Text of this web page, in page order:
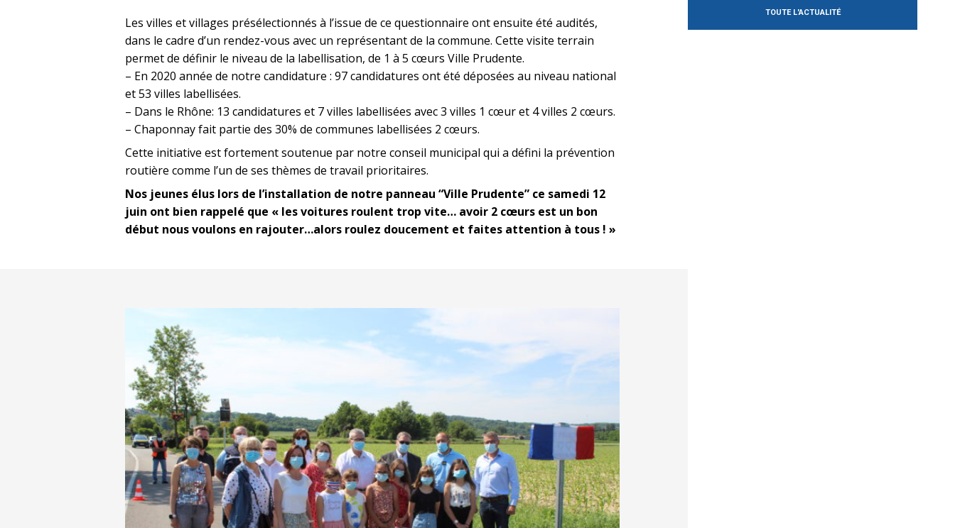
Les villes et villages présélectionnés à l’issue de ce questionnaire ont ensuite été audités,
dans le cadre d’un rendez-vous avec un représentant de la commune. Cette visite terrain
permet de définir le niveau de la labellisation, de 1 à 5 cœurs Ville Prudente.
– En 2020 année de notre candidature : 97 candidatures ont été déposées au niveau national
et 53 villes labellisées.
– Dans le Rhône: 13 candidatures et 7 villes labellisées avec 3 villes 1 cœur et 4 villes 2 cœurs.
– Chaponnay fait partie des 30% de communes labellisées 2 cœurs.
Cette initiative est fortement soutenue par notre conseil municipal qui a défini la prévention
routière comme l’un de ses thèmes de travail prioritaires.
Nos jeunes élus lors de l’installation de notre panneau “Ville Prudente” ce samedi 12
juin ont bien rappelé que « les voitures roulent trop vite… avoir 2 cœurs est un bon
début nous voulons en rajouter…alors roulez doucement et faites attention à tous ! »
TOUTE L'ACTUALITÉ